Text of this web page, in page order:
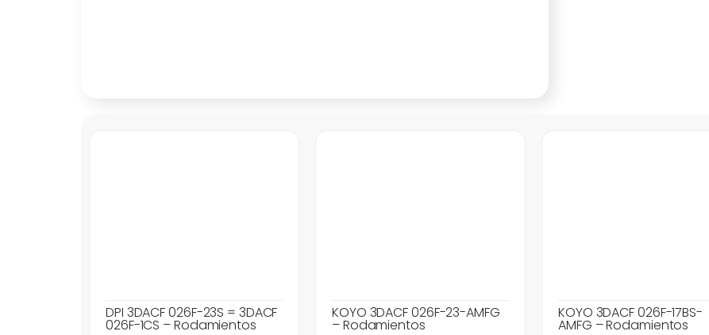
DPI 3DACF 026F-23S = 3DACF
026F-1CS – Rodamientos
KOYO 3DACF 026F-23-AMFG
– Rodamientos
KOYO 3DACF 026F-17BS-
AMFG – Rodamientos